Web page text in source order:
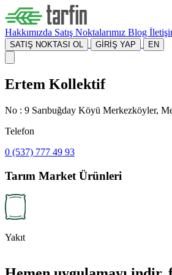
Hakkımızda Satış Noktalarımız Blog
SATIŞ NOKTASI OL GİRİŞ YAP EN
Ertem Kollektif
No : 9 Sarıbuğday Köyü Merkezköyler,
Telefon
0 (537) 777 49 93
Tarım Market Ürünleri
Yakıt